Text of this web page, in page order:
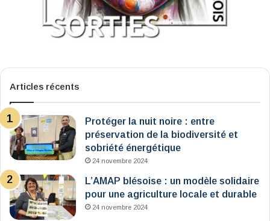
Articles récents
Protéger la nuit noire : entre
préservation de la biodiversité et
sobriété énergétique
24 novembre 2024
L’AMAP blésoise : un modèle solidaire
pour une agriculture locale et durable
24 novembre 2024